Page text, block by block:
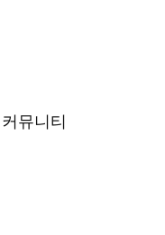
커뮤니티